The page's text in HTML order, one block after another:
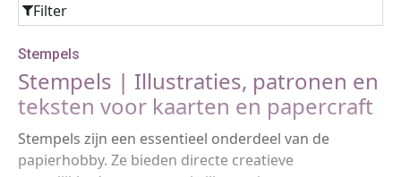
Filter
Stempels
Stempels | Illustraties, patronen en
teksten voor kaarten en papercraft
Stempels zijn een essentieel onderdeel van de
papierhobby. Ze bieden directe creatieve